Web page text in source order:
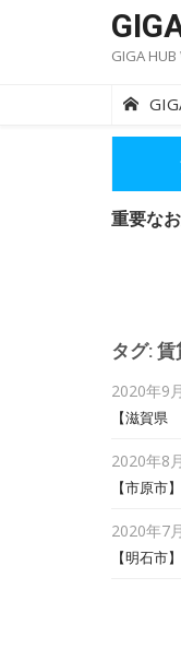
GIGA HUB
重要な
タグ: 賃
Posted
on
2020年9
【滋賀県
Posted
on
2020年8
【市原市
Posted
on
2020年7
【明石市